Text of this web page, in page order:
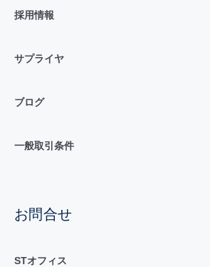
採用情報
サプライヤ
ブログ
一般取引条件
お問合せ
STオフィス